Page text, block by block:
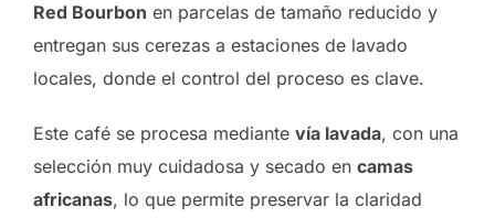
Red Bourbon en parcelas de tamaño reducido y
entregan sus cerezas a estaciones de lavado
locales, donde el control del proceso es clave.
Este café se procesa mediante vía lavada, con una
selección muy cuidadosa y secado en camas
africanas, lo que permite preservar la claridad